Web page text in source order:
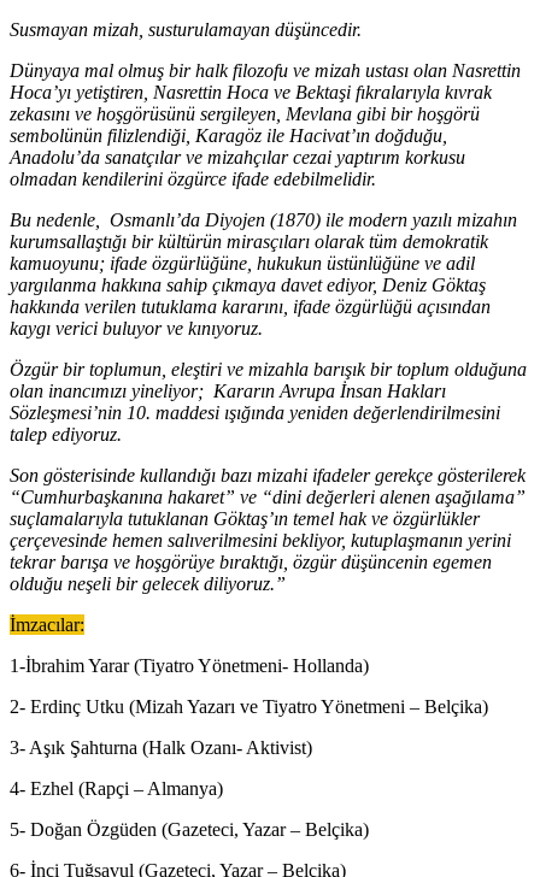
Susmayan mizah, susturulamayan düşüncedir.
Dünyaya mal olmuş bir halk filozofu ve mizah ustası olan Nasrettin
Hoca’yı yetiştiren, Nasrettin Hoca ve Bektaşi fıkralarıyla kıvrak
zekasını ve hoşgörüsünü sergileyen, Mevlana gibi bir hoşgörü
sembolünün filizlendiği, Karagöz ile Hacivat’ın doğduğu,
Anadolu’da sanatçılar ve mizahçılar cezai yaptırım korkusu
olmadan kendilerini özgürce ifade edebilmelidir.
Bu nedenle, Osmanlı’da Diyojen (1870) ile modern yazılı mizahın
kurumsallaştığı bir kültürün mirasçıları olarak tüm demokratik
kamuoyunu; ifade özgürlüğüne, hukukun üstünlüğüne ve adil
yargılanma hakkına sahip çıkmaya davet ediyor, Deniz Göktaş
hakkında verilen tutuklama kararını, ifade özgürlüğü açısından
kaygı verici buluyor ve kınıyoruz.
Özgür bir toplumun, eleştiri ve mizahla barışık bir toplum olduğuna
olan inancımızı yineliyor; Kararın Avrupa İnsan Hakları
Sözleşmesi’nin 10. maddesi ışığında yeniden değerlendirilmesini
talep ediyoruz.
Son gösterisinde kullandığı bazı mizahi ifadeler gerekçe gösterilerek
“Cumhurbaşkanına hakaret” ve “dini değerleri alenen aşağılama”
suçlamalarıyla tutuklanan Göktaş’ın temel hak ve özgürlükler
çerçevesinde hemen salıverilmesini bekliyor, kutuplaşmanın yerini
tekrar barışa ve hoşgörüye bıraktığı, özgür düşüncenin egemen
olduğu neşeli bir gelecek diliyoruz.”
İmzacılar:
1-İbrahim Yarar (Tiyatro Yönetmeni- Hollanda)
2- Erdinç Utku (Mizah Yazarı ve Tiyatro Yönetmeni – Belçika)
3- Aşık Şahturna (Halk Ozanı- Aktivist)
4- Ezhel (Rapçi – Almanya)
5- Doğan Özgüden (Gazeteci, Yazar – Belçika)
6- İnci Tuğsavul (Gazeteci, Yazar – Belçika)